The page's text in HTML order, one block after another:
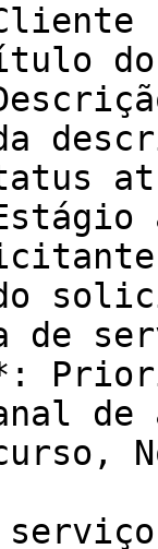
do
de
de